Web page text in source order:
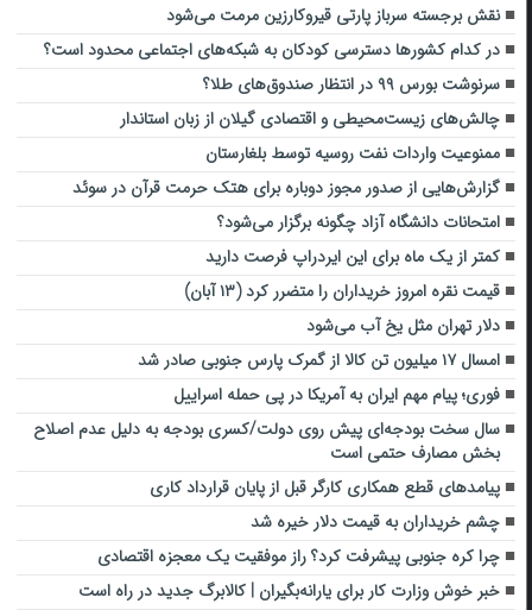
نقش برجسته سرباز پارتی قیروکارزین مرمت می‌شود
در کدام کشورها دسترسی کودکان به شبکه‌های اجتماعی محدود است؟
سرنوشت بورس ۹۹ در انتظار صندوق‌های طلا؟
چالش‌های زیست‌محیطی و اقتصادی گیلان از زبان استاندار
ممنوعیت واردات نفت روسیه توسط بلغارستان
گزارش‌هایی از صدور مجوز دوباره برای هتک حرمت قرآن در سوئد
امتحانات دانشگاه آزاد چگونه برگزار می‌شود؟
کمتر از یک ماه برای این ایردراپ فرصت دارید
قیمت نقره امروز خریداران را متضرر کرد (۱۳ آبان)
دلار تهران مثل یخ آب می‌شود
امسال ۱۷ میلیون تن کالا از گمرک پارس جنوبی صادر شد
فوری؛ پیام مهم ایران به آمریکا در پی حمله اسراییل
سال سخت بودجه‌ای پیش روی دولت/کسری بودجه به دلیل عدم اصلاح
بخش مصارف حتمی است
پیامدهای قطع همکاری کارگر قبل از پایان قرارداد کاری
چشم خریداران به قیمت دلار خیره شد
چرا کره جنوبی پیشرفت کرد؟ راز موفقیت یک معجزه اقتصادی
خبر خوش وزارت کار برای یارانه‌بگیران | کالابرگ جدید در راه است